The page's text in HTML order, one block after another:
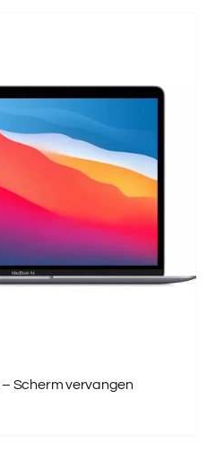
Scherm vervangen